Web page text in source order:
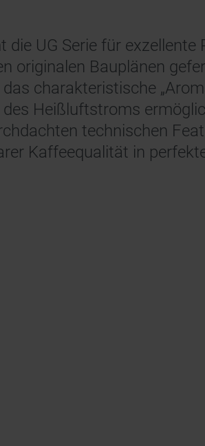
die UG Serie für
originalen Bauplänen
charakteristische
des Heißluftstroms
technischen
Kaffeequalität in